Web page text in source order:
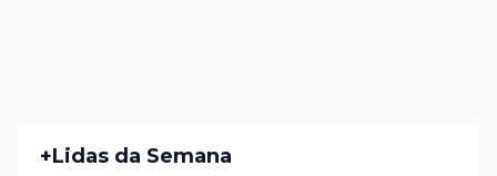
+Lidas da Semana